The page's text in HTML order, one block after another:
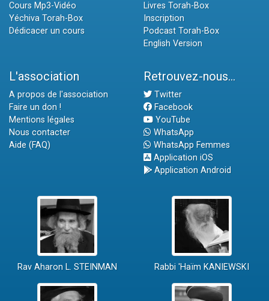
Cours Mp3-Vidéo
Yéchiva Torah-Box
Dédicacer un cours
Livres Torah-Box
Inscription
Podcast Torah-Box
English Version
L'association
A propos de l'association
Faire un don !
Mentions légales
Nous contacter
Aide (FAQ)
Retrouvez-nous...
Twitter
Facebook
YouTube
WhatsApp
WhatsApp Femmes
Application iOS
Application Android
Rav Aharon L. STEINMAN Rabbi 'Haïm KANIEWSKI